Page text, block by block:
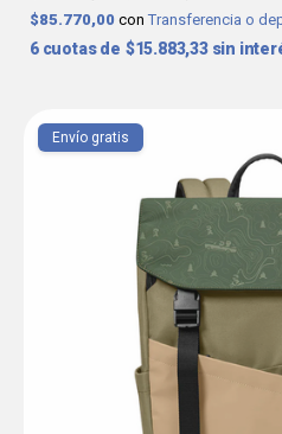
$85.770,00 con Transferencia o
6 $15.883,33 sin
Envío gratis